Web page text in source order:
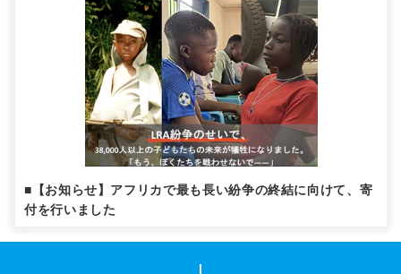
■【お知らせ】アフリカで最も長い紛争の終結に向けて、寄
付を行いました